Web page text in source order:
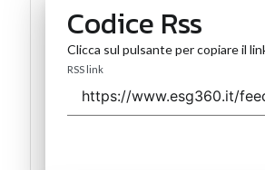
Codice Rss
Clicca sul pulsante per copiare il
RSS link